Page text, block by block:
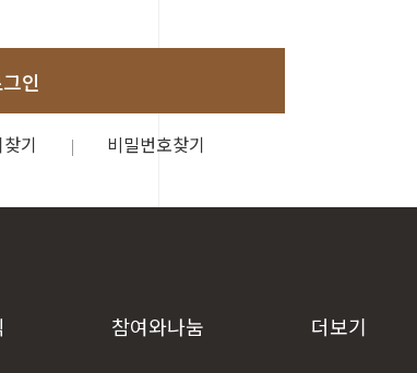
인
기 비밀번호찾기
참여와나눔 더보기